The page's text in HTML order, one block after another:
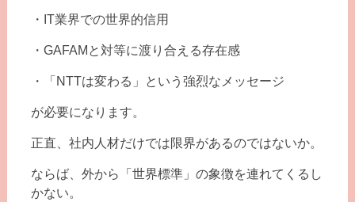
・IT業界での世界的信用
・GAFAMと対等に渡り合える存在感
・「NTTは変わる」という強烈なメッセージ
が必要になります。
正直、社内人材だけでは限界があるのではないか。
ならば、外から「世界標準」の象徴を連れてくるし
かない。